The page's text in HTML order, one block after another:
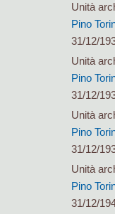
Unità
Pino
31/12/
Unità
Pino
31/12/
Unità
Pino
31/12/
Unità
Pino
31/12/